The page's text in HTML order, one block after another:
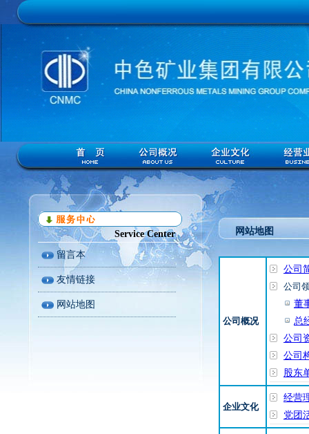
Service Center
留言本
友情链接
网站地图
网站地图
公司概况
公司
公司
董
总
公司
公司
股东
企业文化
经营
党团